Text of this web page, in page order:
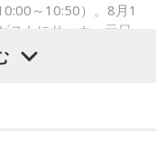
～10:50）。8月1
ストにサッカー元日
は、「FIFAワールド
対する発言が波紋を